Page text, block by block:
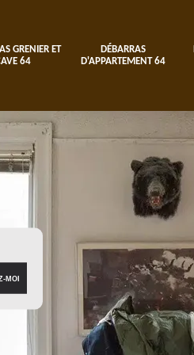
GRENIER ET
64
DÉBARRAS
D'APPARTEMENT 64